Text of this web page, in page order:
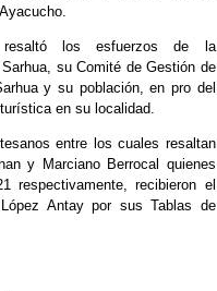
los esfuerzos de la
su Comité de Gestión de
y su población, en pro del
en su localidad.
entre los cuales resaltan
y Marciano Berrocal quienes
respectivamente, recibieron el
Antay por sus Tablas de